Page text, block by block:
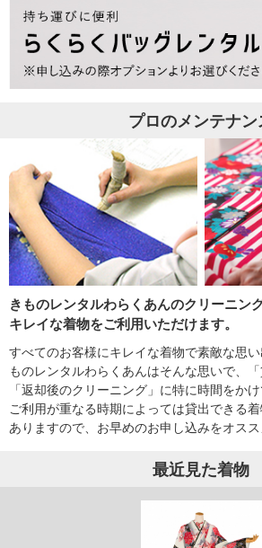
プロのメンテナン
きものレンタルわらくあんのクリーニン
キレイな着物をご利用いただけます。
すべてのお客様にキレイな着物で素敵な思
ものレンタルわらくあんはそんな思いで、
「返却後のクリーニング」に特に時間をか
ご利用が重なる時期によっては貸出できる
ありますので、お早めのお申し込みをオスス
最近見た着物